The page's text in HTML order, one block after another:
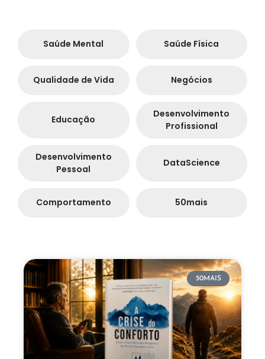
Saúde Mental Saúde Física
Qualidade de Vida Negócios
Educação
Desenvolvimento
Profissional
Desenvolvimento
Pessoal
DataScience
Comportamento 50mais
50MAIS